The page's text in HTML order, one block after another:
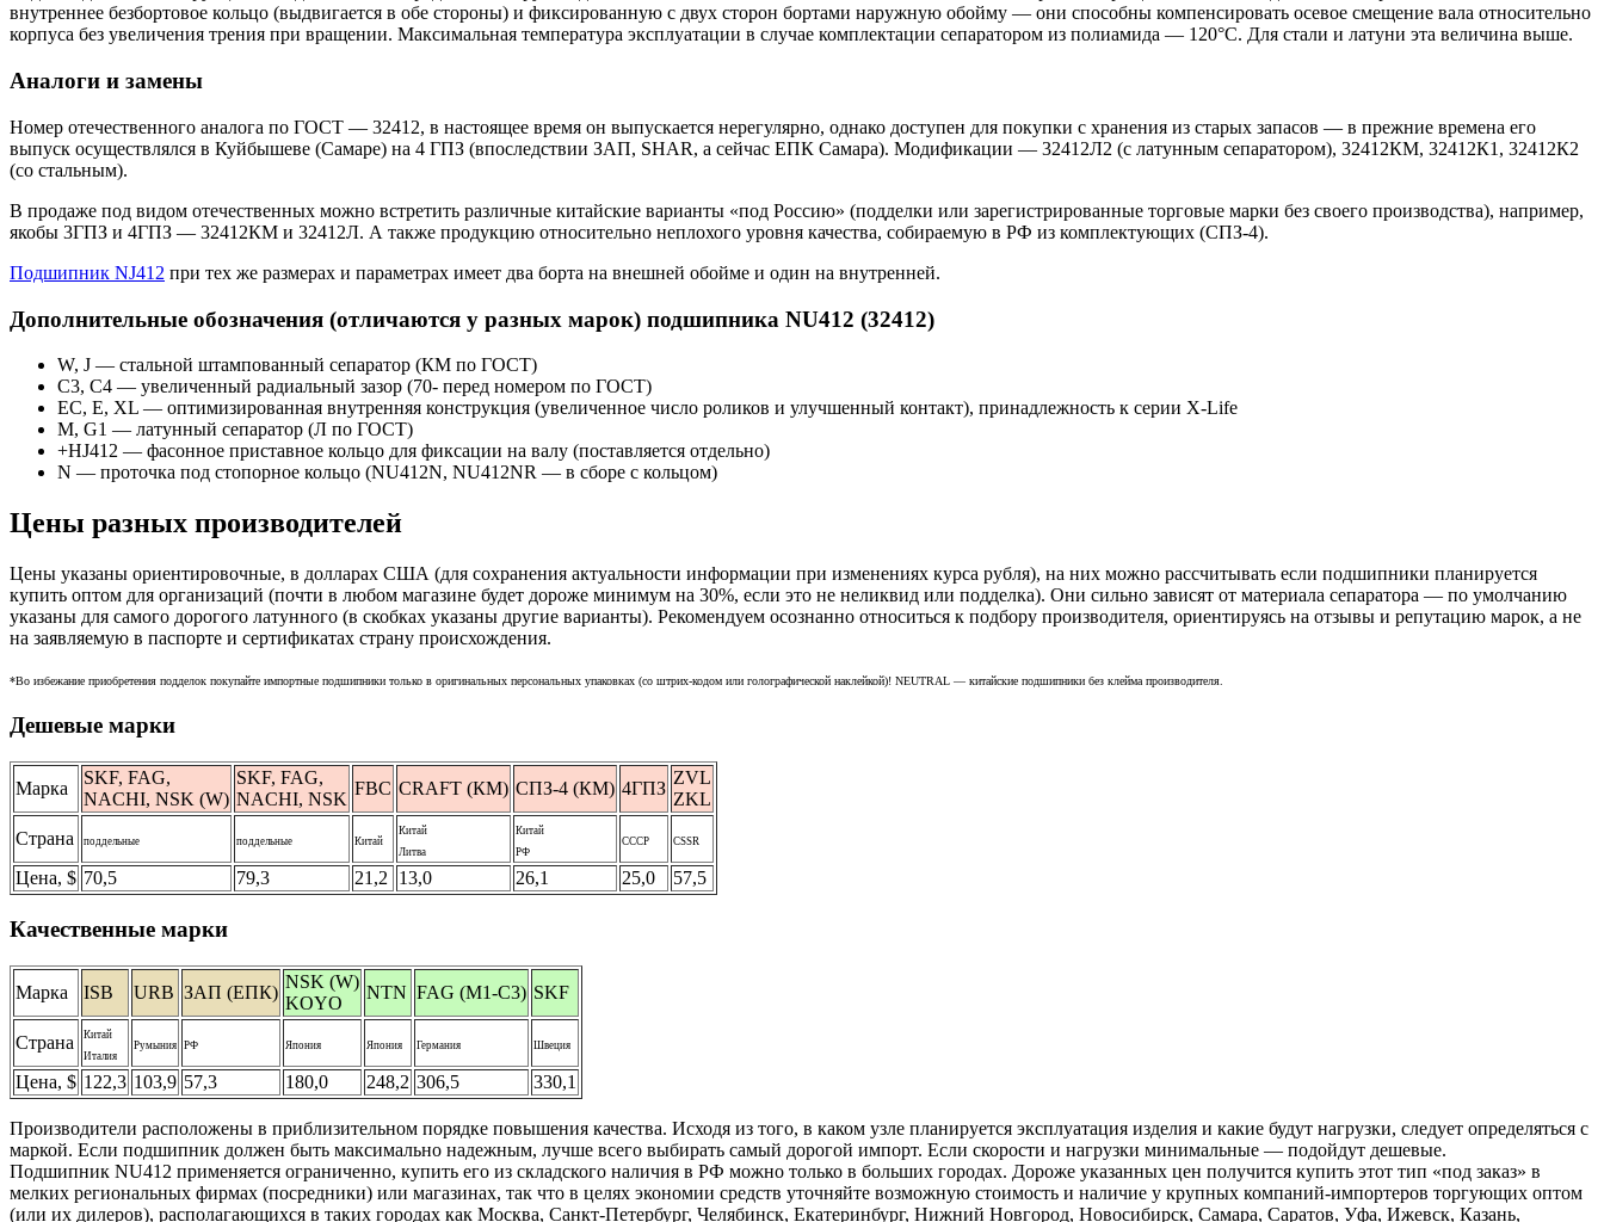
внутреннее безбортовое кольцо (выдвигается в обе стороны) и фиксированную с двух сторон бортами наружную обойму — они способны компенсировать осевое смещение вала относительно
корпуса без увеличения трения при вращении. Максимальная температура эксплуатации в случае комплектации сепаратором из полиамида — 120°C. Для стали и латуни эта величина выше.
Аналоги и замены
Номер отечественного аналога по ГОСТ — 32412, в настоящее время он выпускается нерегулярно, однако доступен для покупки с хранения из старых запасов — в прежние времена его
выпуск осуществлялся в Куйбышеве (Самаре) на 4 ГПЗ (впоследствии ЗАП, SHAR, а сейчас ЕПК Самара). Модификации — 32412Л2 (с латунным сепаратором), 32412КМ, 32412К1, 32412К2
(со стальным).
В продаже под видом отечественных можно встретить различные китайские варианты «под Россию» (подделки или зарегистрированные торговые марки без своего производства), например,
якобы 3ГПЗ и 4ГПЗ — 32412КМ и 32412Л. А также продукцию относительно неплохого уровня качества, собираемую в РФ из комплектующих (СПЗ-4).
Подшипник NJ412 при тех же размерах и параметрах имеет два борта на внешней обойме и один на внутренней.
Дополнительные обозначения (отличаются у разных марок) подшипника NU412 (32412)
W, J — стальной штампованный сепаратор (КМ по ГОСТ)
С3, C4 — увеличенный радиальный зазор (70- перед номером по ГОСТ)
EC, E, XL — оптимизированная внутренняя конструкция (увеличенное число роликов и улучшенный контакт), принадлежность к серии X-Life
М, G1 — латунный сепаратор (Л по ГОСТ)
+HJ412 — фасонное приставное кольцо для фиксации на валу (поставляется отдельно)
N — проточка под стопорное кольцо (NU412N, NU412NR — в сборе с кольцом)
Цены разных производителей
Цены указаны ориентировочные, в долларах США (для сохранения актуальности информации при изменениях курса рубля), на них можно рассчитывать если подшипники планируется
купить оптом для организаций (почти в любом магазине будет дороже минимум на 30%, если это не неликвид или подделка). Они сильно зависят от материала сепаратора — по умолчанию
указаны для самого дорогого латунного (в скобках указаны другие варианты). Рекомендуем осознанно относиться к подбору производителя, ориентируясь на отзывы и репутацию марок, а не
на заявляемую в паспорте и сертификатах страну происхождения.
*Во избежание приобретения подделок покупайте импортные подшипники только в оригинальных персональных упаковках (со штрих-кодом или голографической наклейкой)! NEUTRAL — китайские подшипники без клейма производителя.
Дешевые марки
Марка
SKF, FAG,
NACHI, NSK (W)
SKF, FAG,
NACHI, NSK
FBC CRAFT (КМ) СПЗ-4 (КМ) 4ГПЗ
ZVL
ZKL
Страна
поддельные поддельные Китай
Китай
Литва
Китай
РФ
СССР CSSR
Цена, $ 70,5 79,3 21,2 13,0 26,1 25,0 57,5
Качественные марки
Марка ISB URB ЗАП (ЕПК)
NSK (W)
KOYO
NTN FAG (M1-C3) SKF
Страна
Китай
Италия
Румыния РФ Япония Япония Германия Швеция
Цена, $ 122,3 103,9 57,3 180,0 248,2 306,5 330,1
Производители расположены в приблизительном порядке повышения качества. Исходя из того, в каком узле планируется эксплуатация изделия и какие будут нагрузки, следует определяться с
маркой. Если подшипник должен быть максимально надежным, лучше всего выбирать самый дорогой импорт. Если скорости и нагрузки минимальные — подойдут дешевые.
Подшипник NU412 применяется ограниченно, купить его из складского наличия в РФ можно только в больших городах. Дороже указанных цен получится купить этот тип «под заказ» в
мелких региональных фирмах (посредники) или магазинах, так что в целях экономии средств уточняйте возможную стоимость и наличие у крупных компаний-импортеров торгующих оптом
(или их дилеров), располагающихся в таких городах как Москва, Санкт-Петербург, Челябинск, Екатеринбург, Нижний Новгород, Новосибирск, Самара, Саратов, Уфа, Ижевск, Казань,